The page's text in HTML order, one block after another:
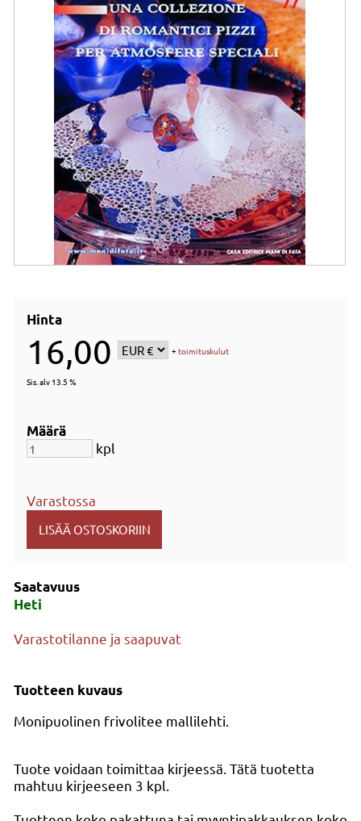
Hinta
16,00 +toimituskulut
Sis. alv 13.5 %
Määrä
kpl
Varastossa
Saatavuus
Heti
Varastotilanne ja saapuvat
Tuotteen kuvaus
Monipuolinen frivolitee mallilehti.
Tuote voidaan toimittaa kirjeessä. Tätä tuotetta
mahtuu kirjeeseen 3 kpl.